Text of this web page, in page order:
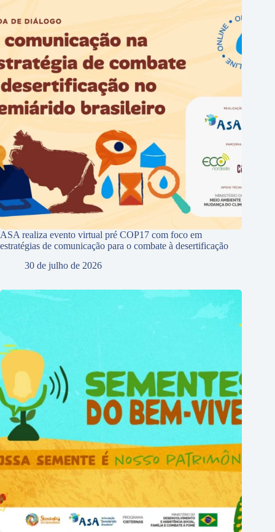
ASA realiza evento virtual pré COP17 com foco em
estratégias de comunicação para o combate à desertificação
30 de julho de 2026